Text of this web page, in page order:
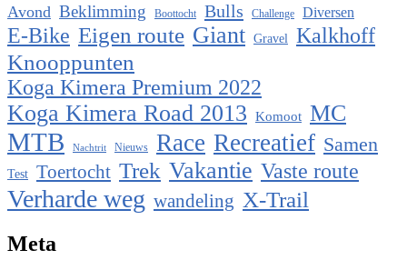
Avond Beklimming Boottocht Bulls Challenge Diversen
E-Bike Eigen route Giant Gravel Kalkhoff
Knooppunten
Koga Kimera Premium 2022
Koga Kimera Road 2013 Komoot MC
MTB Nachtrit Nieuws Race Recreatief Samen
Test Toertocht Trek Vakantie Vaste route
Verharde weg wandeling X-Trail
Meta